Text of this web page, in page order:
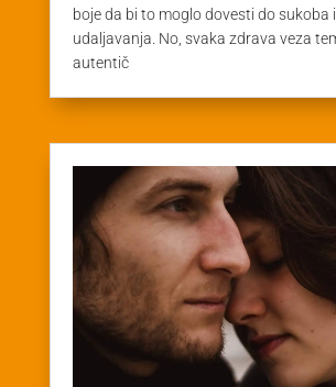
boje da bi to moglo dovesti do sukoba
udaljavanja. No, svaka zdrava veza
autentič